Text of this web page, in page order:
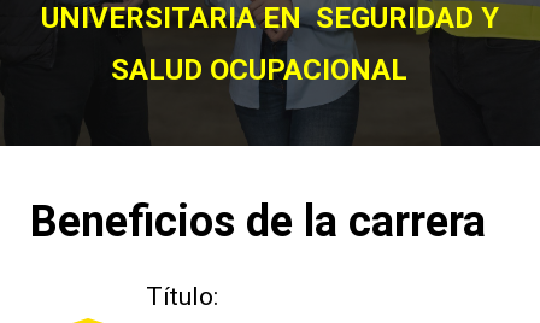
UNIVERSITARIA EN SEGURIDAD Y
SALUD OCUPACIONAL
Beneficios de la carrera
Título: